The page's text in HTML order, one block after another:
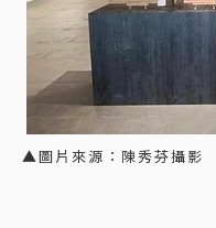
▲圖片來源：陳秀芬攝影